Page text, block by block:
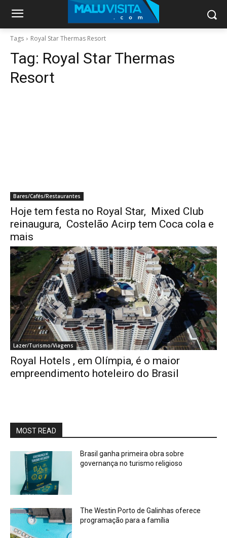
Tags Royal Star Thermas Resort
Tag: Royal Star Thermas
Resort
Bares/Cafés/Restaurantes
Hoje tem festa no Royal Star, Mixed Club
reinaugura, Costelão Acirp tem Coca cola e
mais
Lazer/Turismo/Viagens
Royal Hotels , em Olímpia, é o maior
empreendimento hoteleiro do Brasil
MOST READ
Brasil ganha primeira obra sobre
governança no turismo religioso
The Westin Porto de Galinhas oferece
programação para a família